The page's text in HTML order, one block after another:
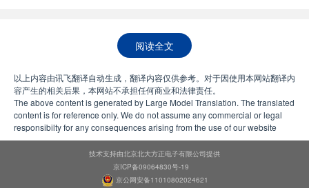
阅读全文
以上内容由讯飞翻译自动生成，翻译内容仅供参考。对于因使用本网站翻译内
容产生的相关后果，本网站不承担任何商业和法律责任。
The above content is generated by Large Model Translation. The translated
content is for reference only. We do not assume any commercial or legal
responsibilty for any consequences arising from the use of our website
技术支持由北京北大方正电子有限公司提供
京ICP备09064830号-19
京公网安备11010802024621